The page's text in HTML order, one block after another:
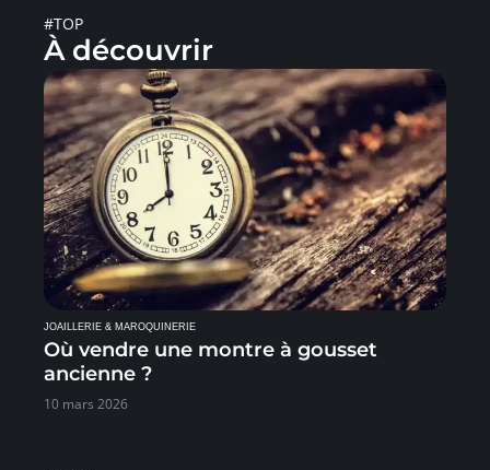
#TOP
À découvrir
JOAILLERIE & MAROQUINERIE
Où vendre une montre à gousset
ancienne ?
10 mars 2026